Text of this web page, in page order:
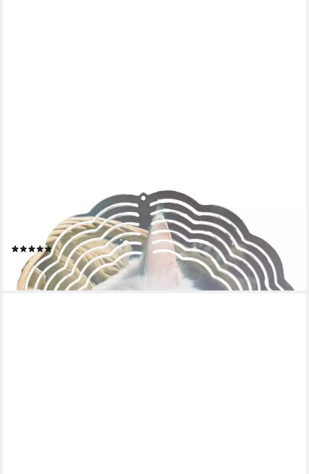
Windspiel Edelstahl 3D Windspiel Windspinner 20cm Katze Korb
(1)
16,99 €
lieferbar - in 3-4 Werktagen bei dir